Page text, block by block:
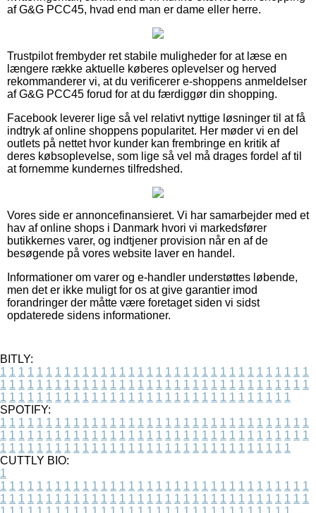
af G&G PCC45, hvad end man er dame eller herre.
Trustpilot frembyder ret stabile muligheder for at læse en
længere række aktuelle køberes oplevelser og herved
rekommanderer vi, at du verificerer e-shoppens anmeldelser
af G&G PCC45 forud for at du færdiggør din shopping.
Facebook leverer lige så vel relativt nyttige løsninger til at få
indtryk af online shoppens popularitet. Her møder vi en del
outlets på nettet hvor kunder kan frembringe en kritik af
deres købsoplevelse, som lige så vel må drages fordel af til
at fornemme kundernes tilfredshed.
Vores side er annoncefinansieret. Vi har samarbejder med et
hav af online shops i Danmark hvori vi markedsfører
butikkernes varer, og indtjener provision når en af de
besøgende på vores website laver en handel.
Informationer om varer og e-handler understøttes løbende,
men det er ikke muligt for os at give garantier imod
forandringer der måtte være foretaget siden vi sidst
opdaterede sidens informationer.
BITLY:
1 1 1 1 1 1 1 1 1 1 1 1 1 1 1 1 1 1 1 1 1 1 1 1 1 1 1 1 1 1 1 1 1 1
1 1 1 1 1 1 1 1 1 1 1 1 1 1 1 1 1 1 1 1 1 1 1 1 1 1 1 1 1 1 1 1 1 1
1 1 1 1 1 1 1 1 1 1 1 1 1 1 1 1 1 1 1 1 1 1 1 1 1 1 1 1 1 1 1 1
SPOTIFY:
1 1 1 1 1 1 1 1 1 1 1 1 1 1 1 1 1 1 1 1 1 1 1 1 1 1 1 1 1 1 1 1 1 1
1 1 1 1 1 1 1 1 1 1 1 1 1 1 1 1 1 1 1 1 1 1 1 1 1 1 1 1 1 1 1 1 1 1
1 1 1 1 1 1 1 1 1 1 1 1 1 1 1 1 1 1 1 1 1 1 1 1 1 1 1 1 1 1 1 1
CUTTLY BIO:
1
1 1 1 1 1 1 1 1 1 1 1 1 1 1 1 1 1 1 1 1 1 1 1 1 1 1 1 1 1 1 1 1 1 1
1 1 1 1 1 1 1 1 1 1 1 1 1 1 1 1 1 1 1 1 1 1 1 1 1 1 1 1 1 1 1 1 1 1